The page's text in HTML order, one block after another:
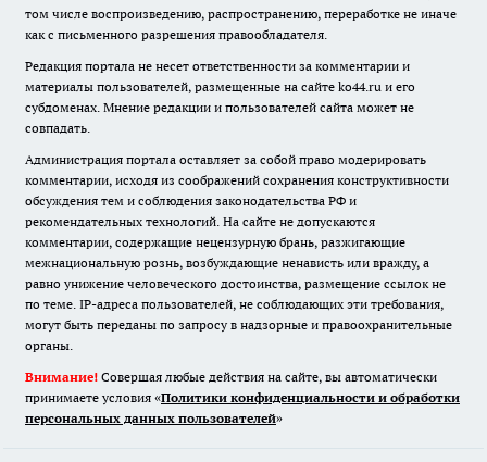
том числе воспроизведению, распространению, переработке не иначе
как с письменного разрешения правообладателя.
Редакция портала не несет ответственности за комментарии и
материалы пользователей, размещенные на сайте ko44.ru и его
субдоменах. Мнение редакции и пользователей сайта может не
совпадать.
Администрация портала оставляет за собой право модерировать
комментарии, исходя из соображений сохранения конструктивности
обсуждения тем и соблюдения законодательства РФ и
рекомендательных технологий. На сайте не допускаются
комментарии, содержащие нецензурную брань, разжигающие
межнациональную рознь, возбуждающие ненависть или вражду, а
равно унижение человеческого достоинства, размещение ссылок не
по теме. IP-адреса пользователей, не соблюдающих эти требования,
могут быть переданы по запросу в надзорные и правоохранительные
органы.
Внимание! Совершая любые действия на сайте, вы автоматически
принимаете условия «Политики конфиденциальности и обработки
персональных данных пользователей»